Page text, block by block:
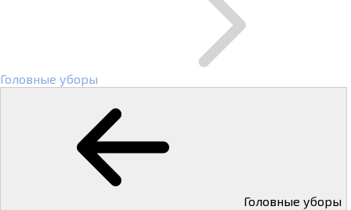
Головные уборы
Головные уборы